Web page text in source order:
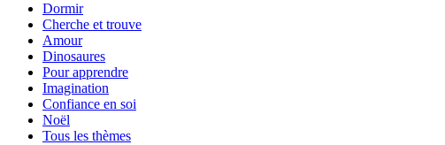
Dormir
Cherche et trouve
Amour
Dinosaures
Pour apprendre
Imagination
Confiance en soi
Noël
Tous les thèmes